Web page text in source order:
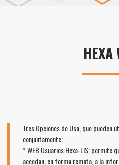
HEXA
Tres Opciones de Uso, que pueden
conjuntamente:
* WEB Usuarios Hexa-LIS: permite
accedan, en forma remota, a la